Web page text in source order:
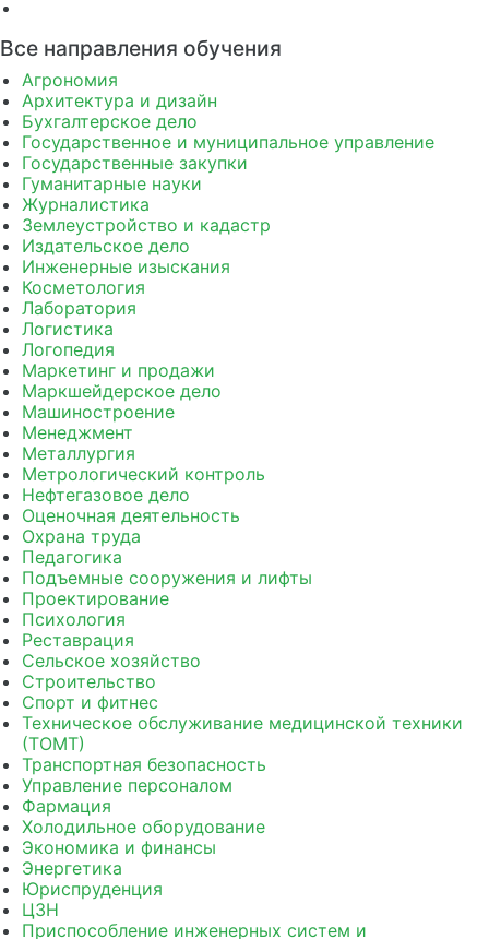
Все направления обучения
Агрономия
Архитектура и дизайн
Бухгалтерское дело
Государственное и муниципальное управление
Государственные закупки
Гуманитарные науки
Журналистика
Землеустройство и кадастр
Издательское дело
Инженерные изыскания
Косметология
Лаборатория
Логистика
Логопедия
Маркетинг и продажи
Маркшейдерское дело
Машиностроение
Менеджмент
Металлургия
Метрологический контроль
Нефтегазовое дело
Оценочная деятельность
Охрана труда
Педагогика
Подъемные сооружения и лифты
Проектирование
Психология
Реставрация
Сельское хозяйство
Строительство
Спорт и фитнес
Техническое обслуживание медицинской техники
(ТОМТ)
Транспортная безопасность
Управление персоналом
Фармация
Холодильное оборудование
Экономика и финансы
Энергетика
Юриспруденция
ЦЗН
Приспособление инженерных систем и